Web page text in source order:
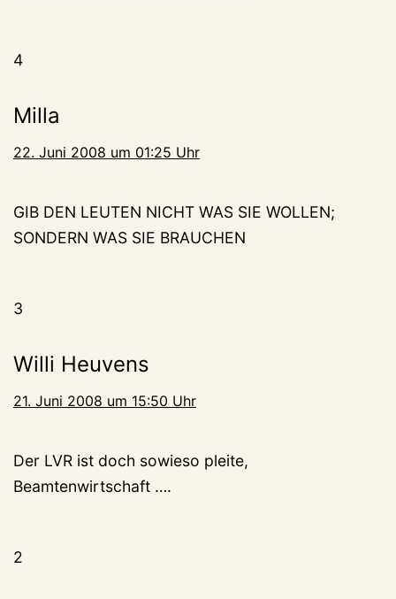
4
Milla
22. Juni 2008 um 01:25 Uhr
GIB DEN LEUTEN NICHT WAS SIE WOLLEN;
SONDERN WAS SIE BRAUCHEN
3
Willi Heuvens
21. Juni 2008 um 15:50 Uhr
Der LVR ist doch sowieso pleite,
Beamtenwirtschaft ….
2